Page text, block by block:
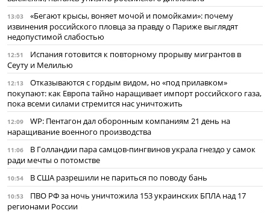
13:03
«Бегают крысы, воняет мочой и помойками»: почему
извинения российского пловца за правду о Париже выглядят
недопустимой слабостью
12:51
Испания готовится к повторному прорыву мигрантов в
Сеуту и Мелилью
12:13
Отказываются с гордым видом, но «под прилавком»
покупают: как Европа тайно наращивает импорт российского газа,
пока всеми силами стремится нас уничтожить
12:09
WP: Пентагон дал оборонным компаниям 21 день на
наращивание военного производства
11:06
В Голландии пара самцов-пингвинов украла гнездо у самок
ради мечты о потомстве
10:54 В США разрешили не париться по поводу бань
10:53
ПВО РФ за ночь уничтожила 153 украинских БПЛА над 17
регионами России